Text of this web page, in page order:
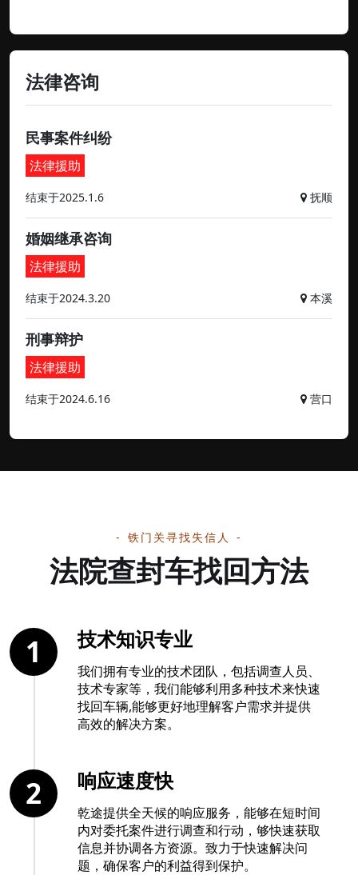
法律咨询
民事案件纠纷
法律援助
结束于2025.1.6 抚顺
婚姻继承咨询
法律援助
结束于2024.3.20 本溪
刑事辩护
法律援助
结束于2024.6.16 营口
铁门关寻找失信人
法院查封车找回方法
技术知识专业
我们拥有专业的技术团队，包括调查人员、
技术专家等，我们能够利用多种技术来快速
找回车辆,能够更好地理解客户需求并提供
高效的解决方案。
1
响应速度快
乾途提供全天候的响应服务，能够在短时间
内对委托案件进行调查和行动，够快速获取
信息并协调各方资源。致力于快速解决问
题，确保客户的利益得到保护。
2